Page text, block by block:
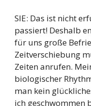
SIE: Das ist nicht
passiert! Deshalb
für uns große
Zeitverschiebung
Zeiten anrufen.
biologischer
man kein
ich geschwommen